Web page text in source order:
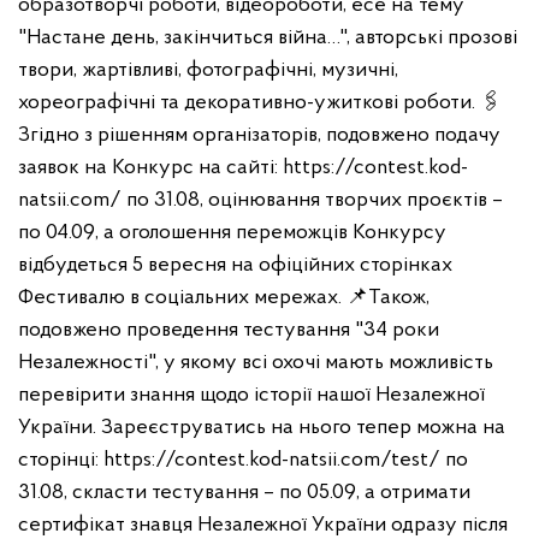
образотворчі роботи, відеороботи, есе на тему
"Настане день, закінчиться війна…", авторські прозові
твори, жартівливі, фотографічні, музичні,
хореографічні та декоративно-ужиткові роботи. 🖇
Згідно з рішенням організаторів, подовжено подачу
заявок на Конкурс на сайті: https://contest.kod-
natsii.com/ по 31.08, оцінювання творчих проєктів –
по 04.09, а оголошення переможців Конкурсу
відбудеться 5 вересня на офіційних сторінках
Фестивалю в соціальних мережах. 📌Також,
подовжено проведення тестування "34 роки
Незалежності", у якому всі охочі мають можливість
перевірити знання щодо історії нашої Незалежної
України. Зареєструватись на нього тепер можна на
сторінці: https://contest.kod-natsii.com/test/ по
31.08, скласти тестування – по 05.09, а отримати
сертифікат знавця Незалежної України одразу після